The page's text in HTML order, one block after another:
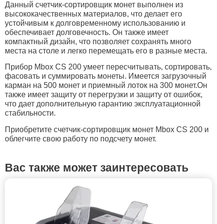
Данный счетчик-сортировщик монет выполнен из
высококачественных материалов, что делает его
устойчивым к долговременному использованию и
обеспечивает долговечность. Он также имеет
компактный дизайн, что позволяет сохранять много
места на столе и легко перемещать его в разные места.
Прибор Mbox CS 200 умеет пересчитывать, сортировать,
фасовать и суммировать монеты. Имеется загрузочный
карман на 500 монет и приемный лоток на 300 монет.Он
также имеет защиту от перегрузки и защиту от ошибок,
что дает дополнительную гарантию эксплуатационной
стабильности.
Приобретите счетчик-сортировщик монет Mbox CS 200 и
облегчите свою работу по подсчету монет.
Вас также может заинтересовать